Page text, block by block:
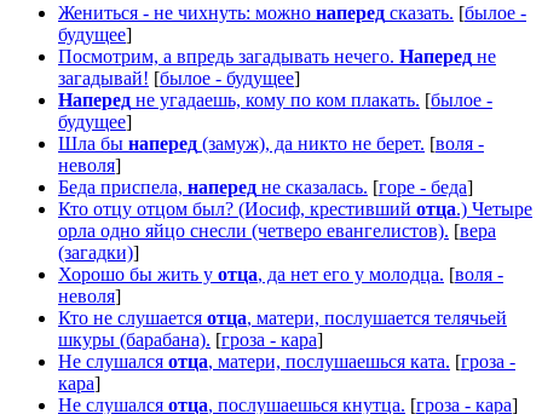
Жениться - не чихнуть: можно наперед сказать. [былое -
будущее]
Посмотрим, а впредь загадывать нечего. Наперед не
загадывай! [былое - будущее]
Наперед не угадаешь, кому по ком плакать. [былое -
будущее]
Шла бы наперед (замуж), да никто не берет. [воля -
неволя]
Беда приспела, наперед не сказалась. [горе - беда]
Кто отцу отцом был? (Иосиф, крестивший отца.) Четыре
орла одно яйцо снесли (четверо евангелистов). [вера
(загадки)]
Хорошо бы жить у отца, да нет его у молодца. [воля -
неволя]
Кто не слушается отца, матери, послушается телячьей
шкуры (барабана). [гроза - кара]
Не слушался отца, матери, послушаешься ката. [гроза -
кара]
Не слушался отца, послушаешься кнутца. [гроза - кара]